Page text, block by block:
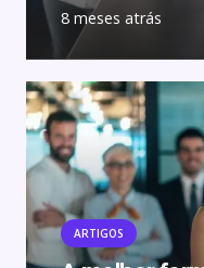
8 meses atrás
ARTIGOS